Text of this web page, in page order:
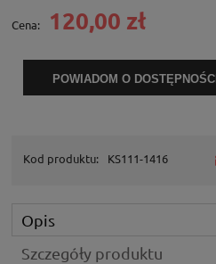
Cena: 120,00 zł
POWIADOM O DOSTĘPNOŚCI
Kod produktu: KS111-1416
Opis
Szczegóły produktu